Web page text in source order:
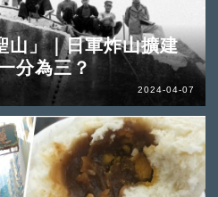
山」｜日軍炸山擴建
分為三？
2024-04-07